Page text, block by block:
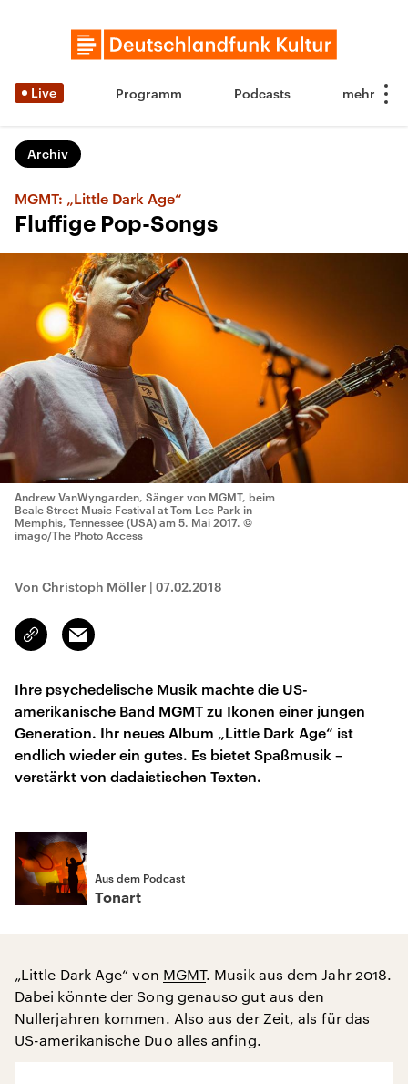
Live Programm Podcasts
Archiv
MGMT: „Little Dark Age“
Fluffige Pop-Songs
Andrew VanWyngarden, Sänger von MGMT, beim
Beale Street Music Festival at Tom Lee Park in
Memphis, Tennessee (USA) am 5. Mai 2017. ©
imago/The Photo Access
Von Christoph Möller | 07.02.2018
Link
kopieren/teilen
Email
Ihre psychedelische Musik machte die US-
amerikanische Band MGMT zu Ikonen einer jungen
Generation. Ihr neues Album „Little Dark Age“ ist
endlich wieder ein gutes. Es bietet Spaßmusik –
verstärkt von dadaistischen Texten.
Aus dem Podcast
Tonart
„Little Dark Age“ von MGMT. Musik aus dem Jahr 2018.
Dabei könnte der Song genauso gut aus den
Nullerjahren kommen. Also aus der Zeit, als für das
US-amerikanische Duo alles anfing.